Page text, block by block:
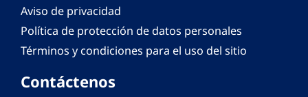
Aviso de privacidad
Política de protección de datos personales
Términos y condiciones para el uso del sitio
Contáctenos